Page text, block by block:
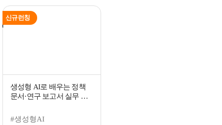
신규런칭
생성형 AI로 배우는 정책
문서·연구 보고서 실무 테
#생성형AI